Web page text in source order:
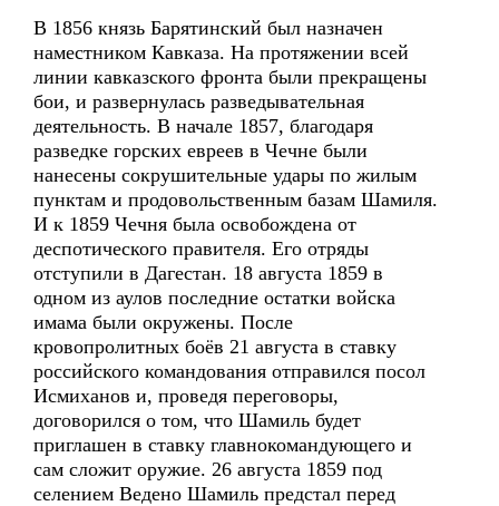
В 1856 князь Барятинский был назначен
наместником Кавказа. На протяжении всей
линии кавказского фронта были прекращены
бои, и развернулась разведывательная
деятельность. В начале 1857, благодаря
разведке горских евреев в Чечне были
нанесены сокрушительные удары по жилым
пунктам и продовольственным базам Шамиля.
И к 1859 Чечня была освобождена от
деспотического правителя. Его отряды
отступили в Дагестан. 18 августа 1859 в
одном из аулов последние остатки войска
имама были окружены. После
кровопролитных боёв 21 августа в ставку
российского командования отправился посол
Исмиханов и, проведя переговоры,
договорился о том, что Шамиль будет
приглашен в ставку главнокомандующего и
сам сложит оружие. 26 августа 1859 под
селением Ведено Шамиль предстал перед